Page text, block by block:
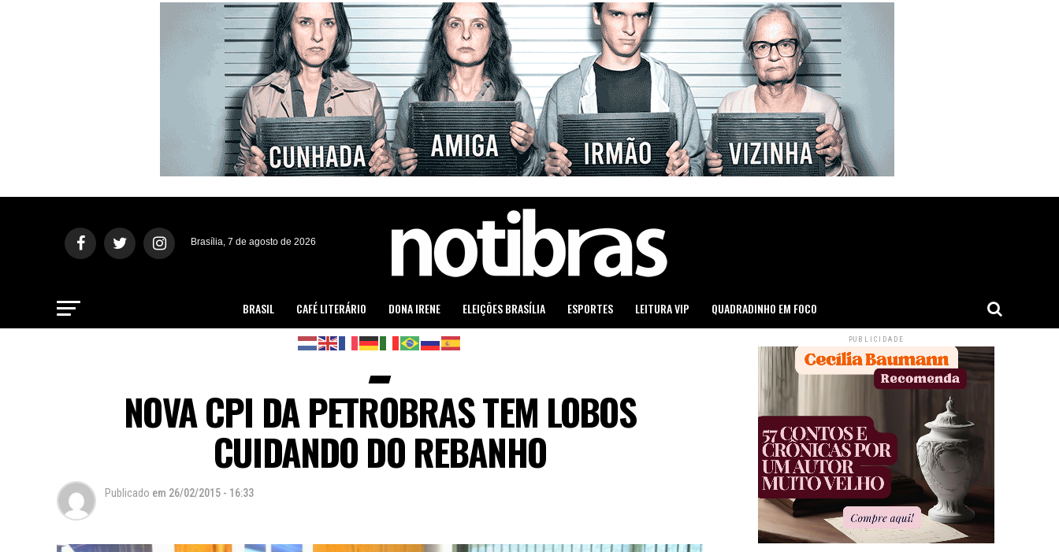
Brasília, 7 de agosto de 2026
BRASIL CAFÉ LITERÁRIO DONA IRENE ELEIÇÕES BRASÍLIA ESPORTES LEITURA VIP QUADRADINHO EM FOCO
NOVA CPI DA PETROBRAS TEM LOBOS
CUIDANDO DO REBANHO
Publicado em 26/02/2015 - 16:33
PUBLICIDADE